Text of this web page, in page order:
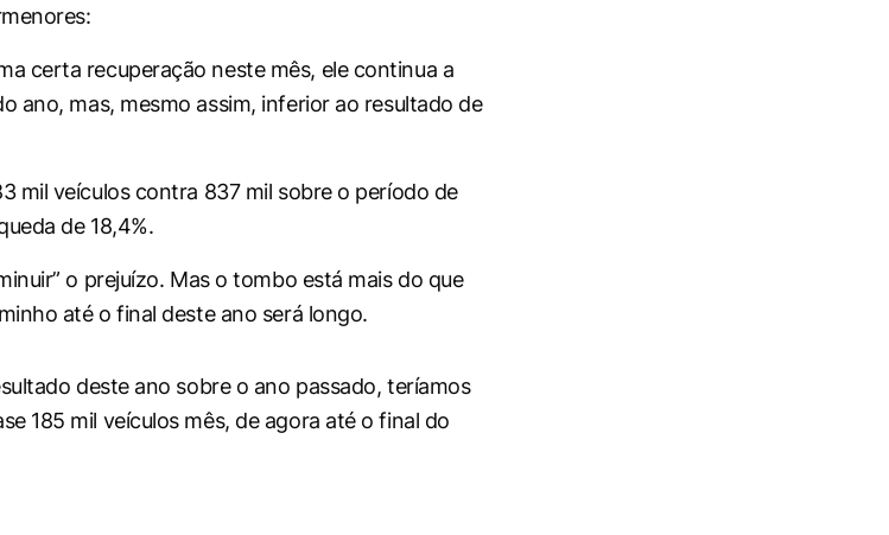
certa recuperação neste mês, ele continua a
ano, mas, mesmo assim, inferior ao resultado de
mil veículos contra 837 mil sobre o período de
de 18,4%.
o prejuízo. Mas o tombo está mais do que
até o final deste ano será longo.
deste ano sobre o ano passado, teríamos
185 mil veículos mês, de agora até o final do